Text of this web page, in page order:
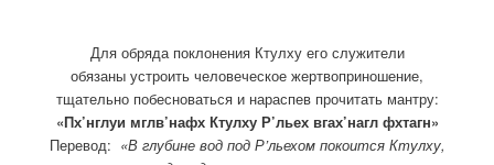
Для обряда поклонения Ктулху его служители
обязаны устроить человеческое жертвоприношение,
тщательно побесноваться и нараспев прочитать мантру:
«Пх’нглуи мглв’нафх Ктулху Р’льех вгах’нагл фхтагн»
Перевод: «В глубине вод под Р’льехом покоится Ктулху,